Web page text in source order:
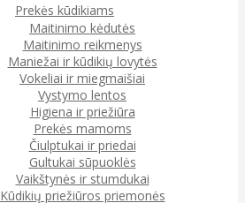
Prekės kūdikiams
Maitinimo kėdutės
Maitinimo reikmenys
Maniežai ir kūdikių lovytės
Vokeliai ir miegmaišiai
Vystymo lentos
Higiena ir priežiūra
Prekės mamoms
Čiulptukai ir priedai
Gultukai sūpuoklės
Vaikštynės ir stumdukai
Kūdikių priežiūros priemonės